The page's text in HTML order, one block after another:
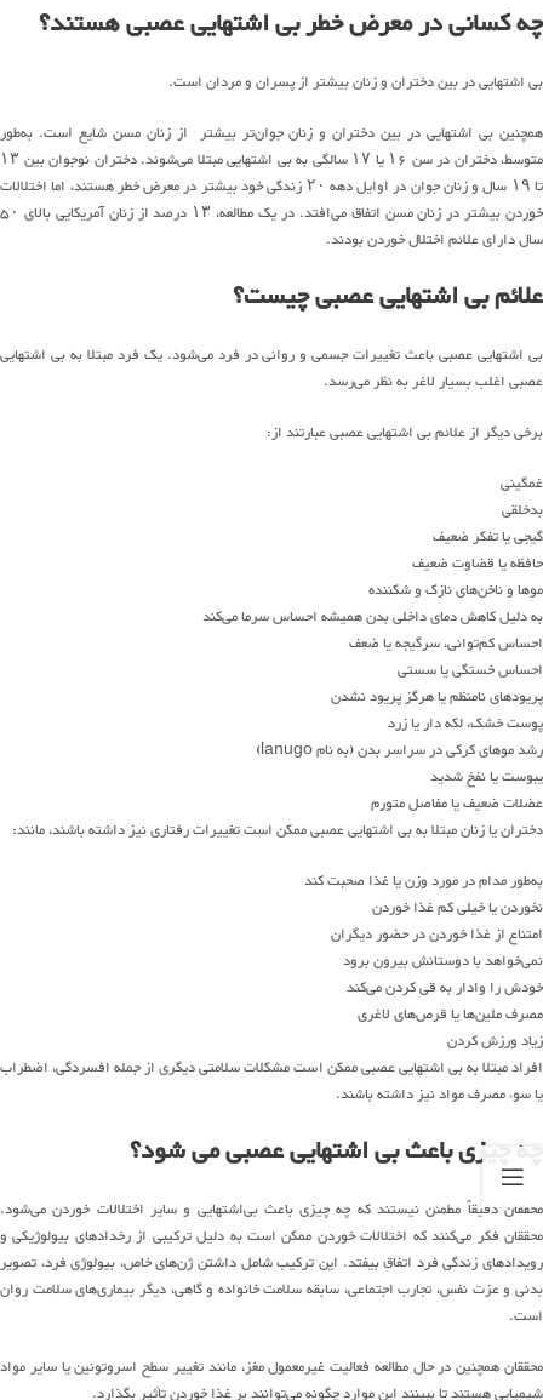
چه کسانی در معرض خطر بی اشتهایی عصبی هستند؟
بی اشتهایی در بین دختران و زنان بیشتر از پسران و مردان است.
همچنین بی اشتهایی در بین دختران و زنان جوان‌تر بیشتر از زنان مسن شایع است. به‌طور
متوسط، دختران در سن ۱۶ یا ۱۷ سالگی به بی اشتهایی مبتلا می‌شوند. دختران نوجوان بین ۱۳
تا ۱۹ سال و زنان جوان در اوایل دهه ۲۰ زندگی خود بیشتر در معرض خطر هستند، اما اختلالات
خوردن بیشتر در زنان مسن اتفاق می‌افتد. در یک مطالعه، ۱۳ درصد از زنان آمریکایی بالای ۵۰
سال دارای علائم اختلال خوردن بودند.
علائم بی اشتهایی عصبی چیست؟
بی اشتهایی عصبی باعث تغییرات جسمی و روانی در فرد می‌شود. یک فرد مبتلا به بی اشتهایی
عصبی اغلب بسیار لاغر به نظر می‌رسد.
برخی دیگر از علائم بی اشتهایی عصبی عبارتند از:
غمگینی
بد‌خلقی
گیجی یا تفکر ضعیف
حافظه یا قضاوت ضعیف
موها و ناخن‌های نازک و شکننده
به دلیل کاهش دمای داخلی بدن همیشه احساس سرما می‌کند
احساس کم‌توانی، سرگیجه یا ضعف
احساس خستگی یا سستی
پریودهای نامنظم یا هرگز پریود نشدن
پوست خشک، لکه دار یا زرد
رشد موهای کرکی در سراسر بدن (به نام lanugo)
یبوست یا نفخ شدید
عضلات ضعیف یا مفاصل متورم
دختران یا زنان مبتلا به بی اشتهایی عصبی ممکن است تغییرات رفتاری نیز داشته باشند، مانند:
به‌طور مدام در مورد وزن یا غذا صحبت کند
نخوردن یا خیلی کم غذا خوردن
امتناع از غذا خوردن در حضور دیگران
نمی‌خواهد با دوستانش بیرون برود
خودش را وادار به قی کردن می‌کند
مصرف ملین‌ها یا قرص‌های لاغری
زیاد ورزش کردن
افراد مبتلا به بی اشتهایی عصبی ممکن است مشکلات سلامتی دیگری از جمله افسردگی، اضطراب
یا سوء مصرف مواد نیز داشته باشند.
چه چیزی باعث بی اشتهایی عصبی می شود؟
محققان دقیقاً مطمئن نیستند که چه چیزی باعث بی‌اشتهایی و سایر اختلالات خوردن می‌شود.
محققان فکر می‌کنند که اختلالات خوردن ممکن است به دلیل ترکیبی از رخدادهای بیولوژیکی و
رویدادهای زندگی فرد اتفاق بیفتد. این ترکیب شامل داشتن ژن‌های خاص، بیولوژی فرد، تصویر
بدنی و عزت نفس، تجارب اجتماعی، سابقه سلامت خانواده و گاهی، دیگر بیماری‌های سلامت روان
است.
محققان همچنین در حال مطالعه فعالیت غیرمعمول مغز، مانند تغییر سطح اسروتونین یا سایر مواد
شیمیایی هستند تا ببینند این موارد چگونه می‌توانند بر غذا خوردن تأثیر بگذارد.